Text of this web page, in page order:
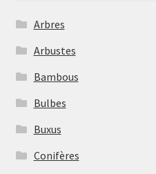
Arbres
Arbustes
Bambous
Bulbes
Buxus
Conifères